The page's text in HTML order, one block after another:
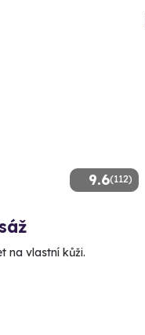
9.6(112)
na vlastní kůži.